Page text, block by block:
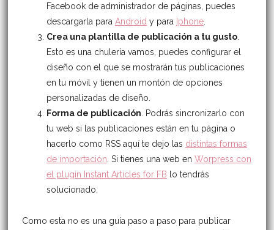
Facebook de administrador de páginas, puedes
descargarla para Android y para Iphone.
Crea una plantilla de publicación a tu gusto.
Esto es una chulería vamos, puedes configurar el
diseño con el que se mostrarán tus publicaciones
en tu móvil y tienen un montón de opciones
personalizadas de diseño.
Forma de publicación . Podrás sincronizarlo con
tu web si las publicaciones están en tu página o
hacerlo como RSS aquí te dejo las distintas formas
de importación . Si tienes una web en Worpress con
el plugin Instant Articles for FB lo tendrás
solucionado.
Como esta no es una guía paso a paso para publicar